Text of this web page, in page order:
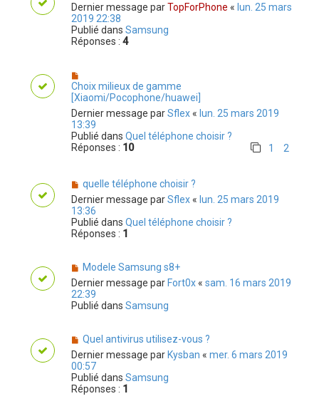
Dernier message parTopForPhone « lun. 25 mars
2019 22:38
Publié dans Samsung
Réponses : 4
Choix milieux de gamme
[Xiaomi/Pocophone/huawei]
Dernier message parSflex« lun. 25 mars 2019
13:39
Publié dans Quel téléphone choisir ?
Réponses : 10 1 2
quelle téléphone choisir ?
Dernier message parSflex« lun. 25 mars 2019
13:36
Publié dans Quel téléphone choisir ?
Réponses : 1
Modele Samsung s8+
Dernier message par Fort0x« sam. 16 mars 2019
22:39
Publié dans Samsung
Quel antivirus utilisez-vous ?
Dernier message par Kysban « mer. 6 mars 2019
00:57
Publié dans Samsung
Réponses : 1